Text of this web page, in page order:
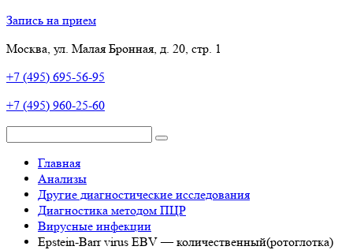
Запись на прием
Москва, ул. Малая Бронная, д. 20, стр. 1
+7 (495) 695-56-95
+7 (495) 960-25-60
Главная
Анализы
Другие диагностические исследования
Диагностика методом ПЦР
Вирусные инфекции
Epstein-Barr virus EBV — количественный(ротоглотка)